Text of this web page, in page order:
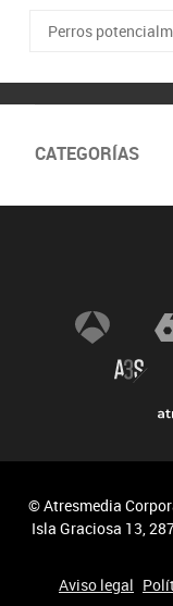
Perros
CATEGORÍAS
Biodiversidad
© Atresmedia
Isla Graciosa 13,
Aviso legal